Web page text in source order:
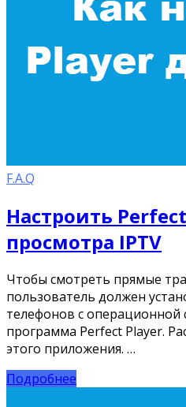
F.A.Q
Настроить
просмотра IPTV
Чтобы смотреть прямые
пользователь должен
телефонов с операционной
программа Perfect Player.
этого приложения. …
Подробнее